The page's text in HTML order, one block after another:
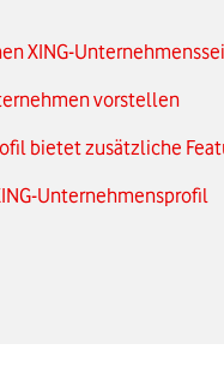
XING-
vorstellen
bietet zusätzliche
Unternehmensprofil
wieder löschen